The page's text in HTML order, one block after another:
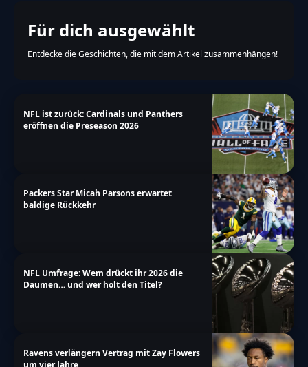
Für dich ausgewählt
Entdecke die Geschichten, die mit dem Artikel zusammenhängen!
NFL ist zurück: Cardinals und Panthers
eröffnen die Preseason 2026
Packers Star Micah Parsons erwartet
baldige Rückkehr
NFL Umfrage: Wem drückt ihr 2026 die
Daumen… und wer holt den Titel?
Ravens verlängern Vertrag mit Zay Flowers
um vier Jahre